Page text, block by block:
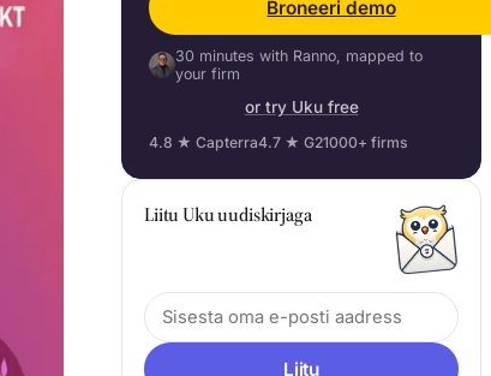
Broneeri demo
30 minutes with Ranno, mapped to
your firm
or try Uku free
4.8 ★ Capterra4.7 ★ G21000+ firms
Liitu Uku uudiskirjaga
Liitu